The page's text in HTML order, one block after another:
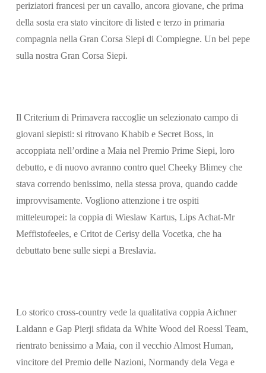
periziatori francesi per un cavallo, ancora giovane, che prima
della sosta era stato vincitore di listed e terzo in primaria
compagnia nella Gran Corsa Siepi di Compiegne. Un bel pepe
sulla nostra Gran Corsa Siepi.
Il Criterium di Primavera raccoglie un selezionato campo di
giovani siepisti: si ritrovano Khabib e Secret Boss, in
accoppiata nell’ordine a Maia nel Premio Prime Siepi, loro
debutto, e di nuovo avranno contro quel Cheeky Blimey che
stava correndo benissimo, nella stessa prova, quando cadde
improvvisamente. Vogliono attenzione i tre ospiti
mitteleuropei: la coppia di Wieslaw Kartus, Lips Achat-Mr
Meffistofeeles, e Critot de Cerisy della Vocetka, che ha
debuttato bene sulle siepi a Breslavia.
Lo storico cross-country vede la qualitativa coppia Aichner
Laldann e Gap Pierji sfidata da White Wood del Roessl Team,
rientrato benissimo a Maia, con il vecchio Almost Human,
vincitore del Premio delle Nazioni, Normandy dela Vega e